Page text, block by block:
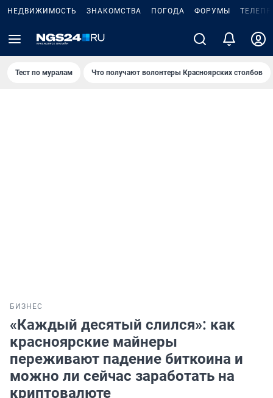
НЕДВИЖИМОСТЬ ЗНАКОМСТВА ПОГОДА ФОРУМЫ
Тест по мурaлaм Что получают волонтеры Красноярских столбов
БИЗНЕС
«Каждый десятый слился»: как
красноярские майнеры
переживают падение биткоина и
можно ли сейчас заработать на
криптовалюте